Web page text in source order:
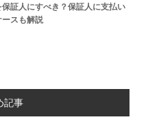
証人にすべき？保証人に支払い
スも解説
記事